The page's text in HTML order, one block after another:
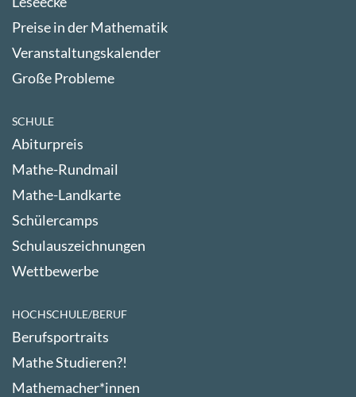
Preise in der Mathematik
Veranstaltungskalender
Große Probleme
SCHULE
Abiturpreis
Mathe-Rundmail
Mathe-Landkarte
Schülercamps
Schulauszeichnungen
Wettbewerbe
HOCHSCHULE/BERUF
Berufsportraits
Mathe Studieren?!
Mathemacher*innen